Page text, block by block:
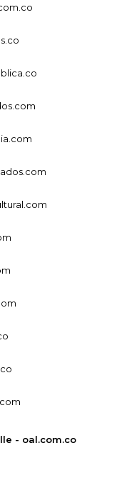
- oal.com.co